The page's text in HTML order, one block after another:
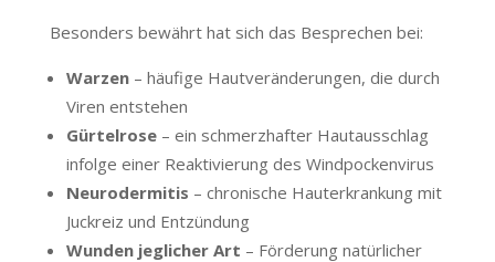
Besonders bewährt hat sich das Besprechen bei:
Warzen– häufige Hautveränderungen, die durch
Viren entstehen
Gürtelrose– ein schmerzhafter Hautausschlag
infolge einer Reaktivierung des Windpockenvirus
Neurodermitis – chronische Hauterkrankung mit
Juckreiz und Entzündung
Wunden jeglicher Art – Förderung natürlicher